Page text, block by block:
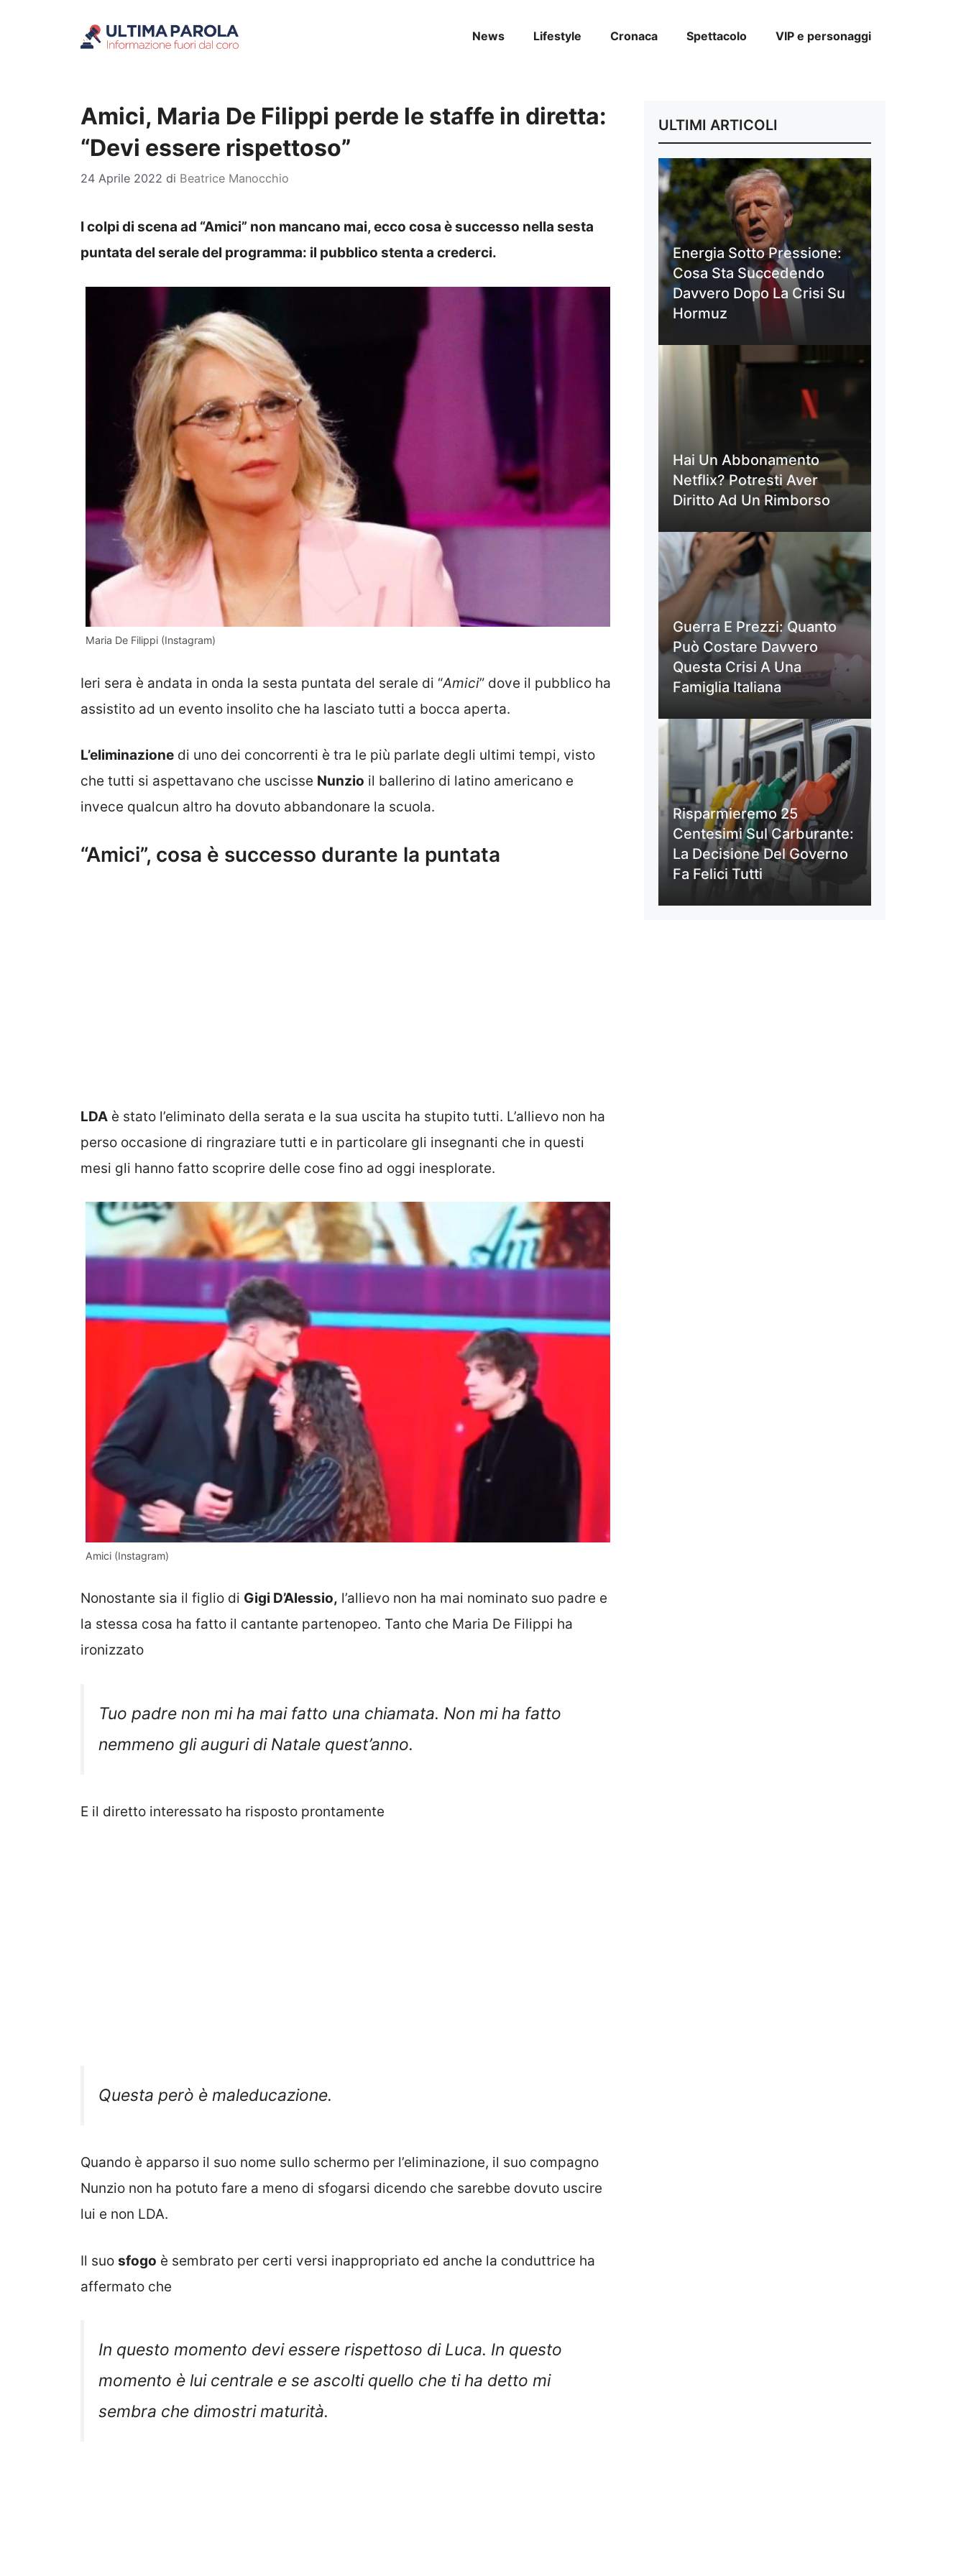
News Lifestyle Cronaca Spettacolo VIP e personaggi
Amici, Maria De Filippi perde le staffe in diretta:
“Devi essere rispettoso”
24 Aprile 2022 di Beatrice Manocchio
I colpi di scena ad “Amici” non mancano mai, ecco cosa è successo nella sesta
puntata del serale del programma: il pubblico stenta a crederci.
Maria De Filippi (Instagram)
Ieri sera è andata in onda la sesta puntata del serale di “Amici” dove il pubblico ha
assistito ad un evento insolito che ha lasciato tutti a bocca aperta.
L’eliminazione di uno dei concorrenti è tra le più parlate degli ultimi tempi, visto
che tutti si aspettavano che uscisse Nunzio il ballerino di latino americano e
invece qualcun altro ha dovuto abbandonare la scuola.
“Amici”, cosa è successo durante la puntata
LDA è stato l’eliminato della serata e la sua uscita ha stupito tutti. L’allievo non ha
perso occasione di ringraziare tutti e in particolare gli insegnanti che in questi
mesi gli hanno fatto scoprire delle cose fino ad oggi inesplorate.
Amici (Instagram)
Nonostante sia il figlio di Gigi D’Alessio, l’allievo non ha mai nominato suo padre e
la stessa cosa ha fatto il cantante partenopeo. Tanto che Maria De Filippi ha
ironizzato
Tuo padre non mi ha mai fatto una chiamata. Non mi ha fatto
nemmeno gli auguri di Natale quest’anno.
E il diretto interessato ha risposto prontamente
Questa però è maleducazione.
Quando è apparso il suo nome sullo schermo per l’eliminazione, il suo compagno
Nunzio non ha potuto fare a meno di sfogarsi dicendo che sarebbe dovuto uscire
lui e non LDA.
Il suo sfogo è sembrato per certi versi inappropriato ed anche la conduttrice ha
affermato che
In questo momento devi essere rispettoso di Luca. In questo
momento è lui centrale e se ascolti quello che ti ha detto mi
sembra che dimostri maturità.
ULTIMI ARTICOLI
Energia Sotto Pressione:
Cosa Sta Succedendo
Davvero Dopo La Crisi Su
Hormuz
Hai Un Abbonamento
Netflix? Potresti Aver
Diritto Ad Un Rimborso
Guerra E Prezzi: Quanto
Può Costare Davvero
Questa Crisi A Una
Famiglia Italiana
Risparmieremo 25
Centesimi Sul Carburante:
La Decisione Del Governo
Fa Felici Tutti